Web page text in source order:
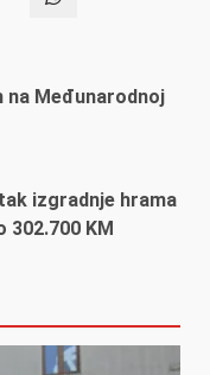
na Međunarodnoj
izgradnje hrama
302.700 KM